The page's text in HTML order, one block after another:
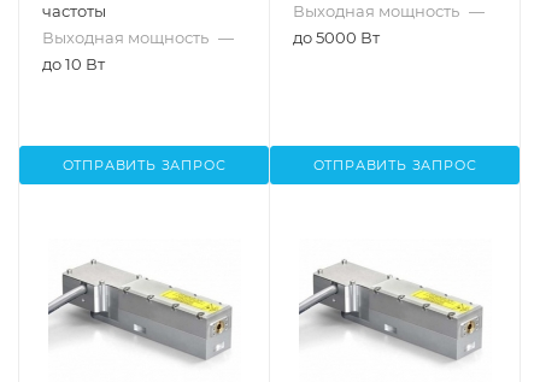
частоты
Выходная мощность —
до 10 Вт
ОТПРАВИТЬ ЗАПРОС
Выходная мощность —
до 5000 Вт
ОТПРАВИТЬ ЗАПРОС